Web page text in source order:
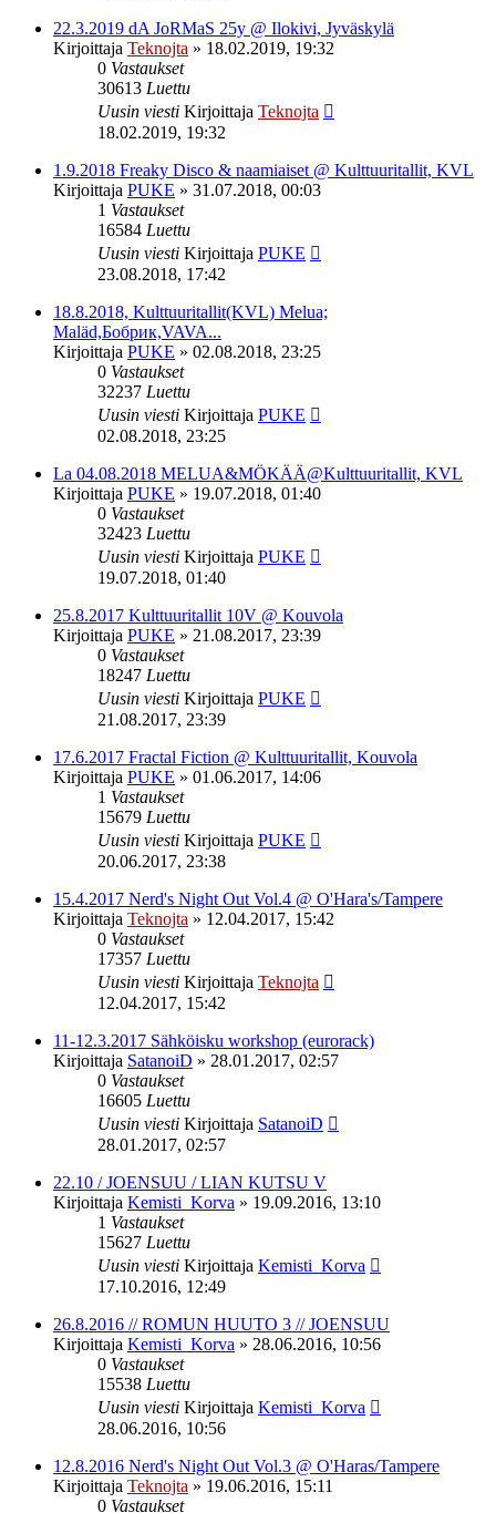
22.3.2019 dA JoRMaS 25y @ Ilokivi, Jyväskylä
Kirjoittaja Teknojta » 18.02.2019, 19:32
0 Vastaukset
30613 Luettu
Uusin viesti Kirjoittaja Teknojta
18.02.2019, 19:32
1.9.2018 Freaky Disco & naamiaiset @ Kulttuuritallit, KVL
Kirjoittaja PUKE » 31.07.2018, 00:03
1 Vastaukset
16584 Luettu
Uusin viesti Kirjoittaja PUKE
23.08.2018, 17:42
18.8.2018, Kulttuuritallit(KVL) Melua;
Maläd,Бобрик,VAVA...
Kirjoittaja PUKE » 02.08.2018, 23:25
0 Vastaukset
32237 Luettu
Uusin viesti Kirjoittaja PUKE
02.08.2018, 23:25
La 04.08.2018 MELUA&MÖKÄÄ@Kulttuuritallit, KVL
Kirjoittaja PUKE » 19.07.2018, 01:40
0 Vastaukset
32423 Luettu
Uusin viesti Kirjoittaja PUKE
19.07.2018, 01:40
25.8.2017 Kulttuuritallit 10V @ Kouvola
Kirjoittaja PUKE » 21.08.2017, 23:39
0 Vastaukset
18247 Luettu
Uusin viesti Kirjoittaja PUKE
21.08.2017, 23:39
17.6.2017 Fractal Fiction @ Kulttuuritallit, Kouvola
Kirjoittaja PUKE » 01.06.2017, 14:06
1 Vastaukset
15679 Luettu
Uusin viesti Kirjoittaja PUKE
20.06.2017, 23:38
15.4.2017 Nerd's Night Out Vol.4 @ O'Hara's/Tampere
Kirjoittaja Teknojta » 12.04.2017, 15:42
0 Vastaukset
17357 Luettu
Uusin viesti Kirjoittaja Teknojta
12.04.2017, 15:42
11-12.3.2017 Sähköisku workshop (eurorack)
Kirjoittaja SatanoiD » 28.01.2017, 02:57
0 Vastaukset
16605 Luettu
Uusin viesti Kirjoittaja SatanoiD
28.01.2017, 02:57
22.10 / JOENSUU / LIAN KUTSU V
Kirjoittaja Kemisti_Korva » 19.09.2016, 13:10
1 Vastaukset
15627 Luettu
Uusin viesti Kirjoittaja Kemisti_Korva
17.10.2016, 12:49
26.8.2016 // ROMUN HUUTO 3 // JOENSUU
Kirjoittaja Kemisti_Korva » 28.06.2016, 10:56
0 Vastaukset
15538 Luettu
Uusin viesti Kirjoittaja Kemisti_Korva
28.06.2016, 10:56
12.8.2016 Nerd's Night Out Vol.3 @ O'Haras/Tampere
Kirjoittaja Teknojta » 19.06.2016, 15:11
0 Vastaukset